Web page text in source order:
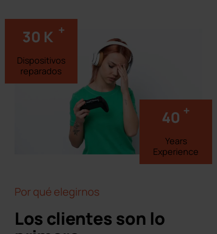
30 K +
Dispositivos
reparados
40 +
Years
Experience
Por qué elegirnos
Los clientes son lo